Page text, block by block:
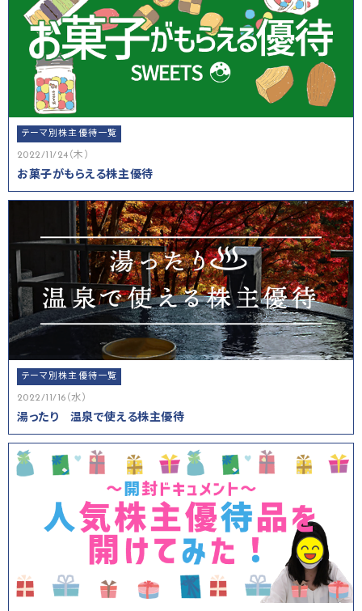
テーマ別株主優待一覧
2022/11/24（木）
お菓子がもらえる株主優待
テーマ別株主優待一覧
2022/11/16（水）
湯ったり 温泉で使える株主優待